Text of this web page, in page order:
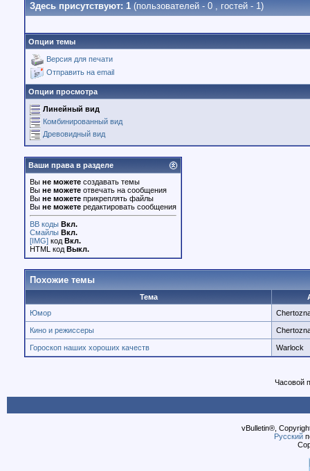
Здесь присутствуют: 1 (пользователей - 0 , гостей - 1)
Опции темы
Версия для печати
Отправить на email
Опции просмотра
Линейный вид
Комбинированный вид
Древовидный вид
Ваши права в разделе
Вы не можете создавать темы
Вы не можете отвечать на сообщения
Вы не можете прикреплять файлы
Вы не можете редактировать сообщения
BB коды Вкл.
Смайлы Вкл.
[IMG] код Вкл.
HTML код Выкл.
Похожие темы
Тема
Юмор
Кино и режиссеры
Гороскоп наших хороших качеств Warlock
Часовой
vBulletin®,
Русский